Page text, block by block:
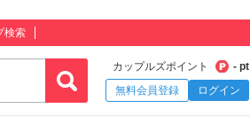
検索
カップルズポイント
- pt
無料会員登録
ログイン